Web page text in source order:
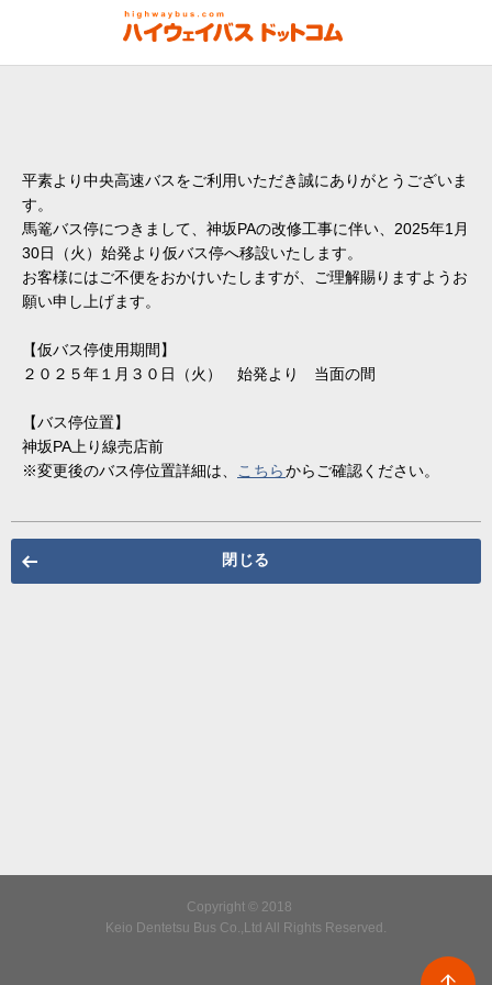
平素より中央高速バスをご利用いただき誠にありがとうございま
す。
馬篭バス停につきまして、神坂PAの改修工事に伴い、2025年1月
30日（火）始発より仮バス停へ移設いたします。
お客様にはご不便をおかけいたしますが、ご理解賜りますようお
願い申し上げます。
【仮バス停使用期間】
２０２５年１月３０日（火） 始発より 当面の間
【バス停位置】
神坂PA上り線売店前
※変更後のバス停位置詳細は、
こちらからご確認ください。
閉じる
Copyright © 2018
Keio Dentetsu Bus Co.,Ltd All Rights Reserved.